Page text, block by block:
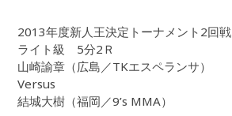
2013年度新人王決定トーナメント2回戦
ライト級 5分2Ｒ
山崎諭章（広島／TKエスペランサ）
Versus
結城大樹（福岡／9’s MMA）